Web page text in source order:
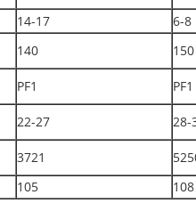
14-17 6-8
140 150
PF1 PF1
22-27 28-
3721
105 108